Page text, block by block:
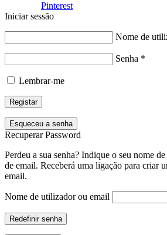
Pinterest
Iniciar sessão
Nome de
Senha *
Lembrar-me
Registar
Esqueceu a senha
Recuperar Password
Perdeu a sua senha? Indique o seu nome
de email. Receberá uma ligação para criar
email.
Nome de utilizador ou email
Redefinir senha